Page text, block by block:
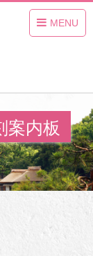
MENU
案内板